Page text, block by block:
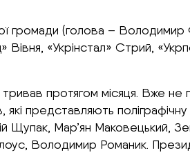
громади (голова – Володимир
Вівня, «Укрінстал» Стрий,
протягом місяця. Вже не
представляють
Щупак, Мар’ян Маковецький,
Володимир Романик.